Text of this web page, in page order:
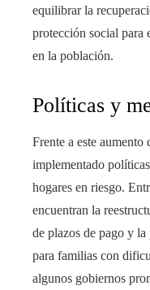
equilibrar la
protección social para
en la población.
Políticas y
Frente a este aumento
implementado
hogares en riesgo.
encuentran la
de plazos de pago y
para familias con
algunos gobiernos